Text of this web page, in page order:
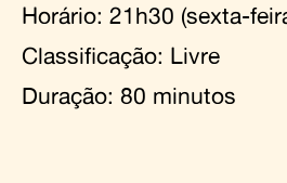
Horário: 21h30 (sexta-
Classificação: Livre
Duração: 80 minutos